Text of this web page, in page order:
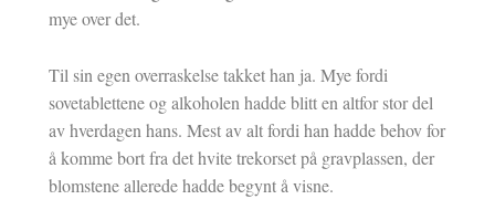
mye over det.
Til sin egen overraskelse takket han ja. Mye fordi
sovetablettene og alkoholen hadde blitt en altfor stor del
av hverdagen hans. Mest av alt fordi han hadde behov for
å komme bort fra det hvite trekorset på gravplassen, der
blomstene allerede hadde begynt å visne.